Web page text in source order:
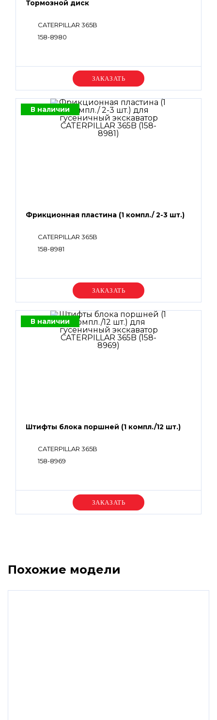
Тормозной диск
CATERPILLAR 365B
158-8980
Уточняйте цену
В наличии
Фрикционная пластина (1 компл./ 2-3 шт.)
CATERPILLAR 365B
158-8981
Уточняйте цену
В наличии
Штифты блока поршней (1 компл./12 шт.)
CATERPILLAR 365B
158-8969
Уточняйте цену
Похожие модели